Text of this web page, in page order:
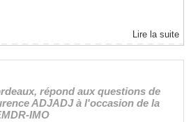
Lire la suite
répond aux questions de
ADJADJ à l'occasion de la
IMO